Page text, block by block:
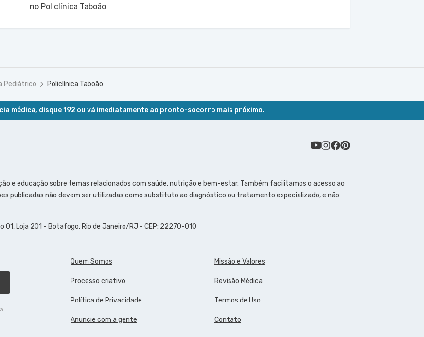
no Policlínica Taboão
Pediátrico Policlínica Taboão
médica, disque 192 ou vá imediatamente ao pronto-socorro mais próximo.
e educação sobre temas relacionados com saúde, nutrição e bem-estar. Também facilitamos o acesso ao
publicadas não devem ser utilizadas como substituto ao diagnóstico ou tratamento especializado, e não
01, Loja 201 - Botafogo, Rio de Janeiro/RJ - CEP: 22270-010
Quem Somos Missão e Valores
Processo criativo Revisão Médica
Política de Privacidade Termos de Uso
Anuncie com a gente Contato